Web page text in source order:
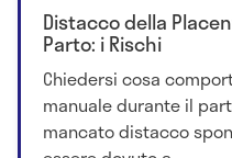
Distacco della
Parto: i Rischi
Chiedersi cosa
manuale durante il
mancato distacco